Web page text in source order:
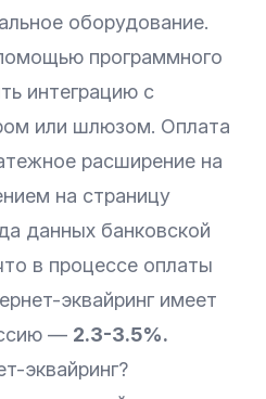
оборудование.
программного
интеграцию с
или шлюзом. Оплата
расширение на
на страницу
данных банковской
в процессе оплаты
эквайринг имеет
— 2.3-3.5%.
эквайринг?